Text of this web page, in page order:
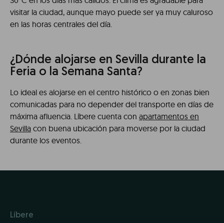
visitar la ciudad, aunque mayo puede ser ya muy caluroso
en las horas centrales del día.
¿Dónde alojarse en Sevilla durante la
Feria o la Semana Santa?
Lo ideal es alojarse en el centro histórico o en zonas bien
comunicadas para no depender del transporte en días de
máxima afluencia. Líbere cuenta con apartamentos en
Sevilla con buena ubicación para moverse por la ciudad
durante los eventos.
Líbere